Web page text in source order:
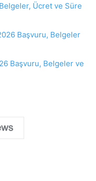
Ücret ve Süre
Başvuru, Belgeler
Başvuru, Belgeler ve